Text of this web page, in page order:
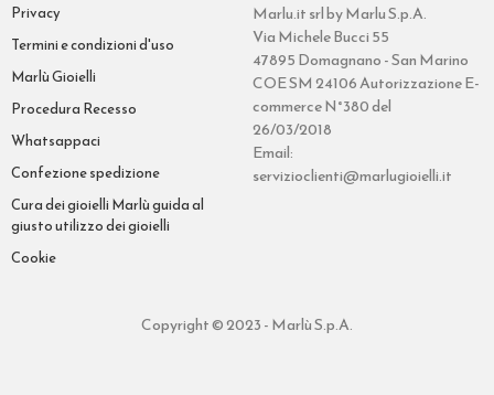
Privacy
Termini e condizioni d'uso
Marlù Gioielli
Procedura Recesso
Whatsappaci
Confezione spedizione
Cura dei gioielli Marlù guida al
giusto utilizzo dei gioielli
Cookie
Marlu.it srl by Marlu S.p.A.
Via Michele Bucci 55
47895 Domagnano - San Marino
COE SM 24106 Autorizzazione E-
commerce N°380 del
26/03/2018
Email:
servizioclienti@marlugioielli.it
Copyright © 2023 - Marlù S.p.A.